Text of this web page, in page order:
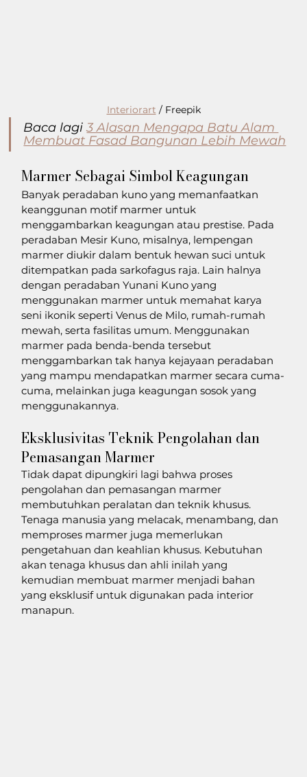
Interiorart / Freepik
Baca lagi 3 Alasan Mengapa Batu Alam
Membuat Fasad Bangunan Lebih Mewah
Marmer Sebagai Simbol Keagungan
Banyak peradaban kuno yang memanfaatkan
keanggunan motif marmer untuk
menggambarkan keagungan atau prestise. Pada
peradaban Mesir Kuno, misalnya, lempengan
marmer diukir dalam bentuk hewan suci untuk
ditempatkan pada sarkofagus raja. Lain halnya
dengan peradaban Yunani Kuno yang
menggunakan marmer untuk memahat karya
seni ikonik seperti Venus de Milo, rumah-rumah
mewah, serta fasilitas umum. Menggunakan
marmer pada benda-benda tersebut
menggambarkan tak hanya kejayaan peradaban
yang mampu mendapatkan marmer secara cuma-
cuma, melainkan juga keagungan sosok yang
menggunakannya.
Eksklusivitas Teknik Pengolahan dan
Pemasangan Marmer
Tidak dapat dipungkiri lagi bahwa proses
pengolahan dan pemasangan marmer
membutuhkan peralatan dan teknik khusus.
Tenaga manusia yang melacak, menambang, dan
memproses marmer juga memerlukan
pengetahuan dan keahlian khusus. Kebutuhan
akan tenaga khusus dan ahli inilah yang
kemudian membuat marmer menjadi bahan
yang eksklusif untuk digunakan pada interior
manapun.